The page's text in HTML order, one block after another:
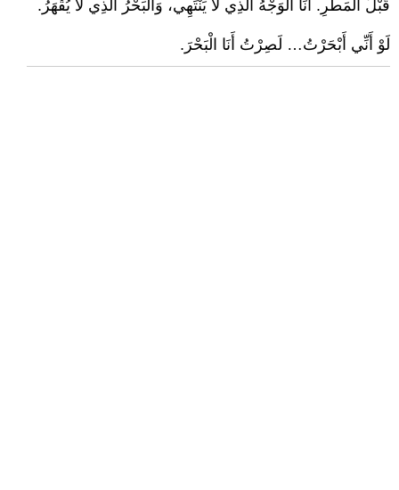
قَبْلَ الْمَطَرِ. أَنَا الْوَجْهُ الَّذِي لَا يَنْتَهِي، وَالْبَحْرُ الَّذِي لَا يُقْهَرُ.
لَوْ أَنِّي أَبْحَرْتُ… لَصِرْتُ أَنَا الْبَحْرَ.